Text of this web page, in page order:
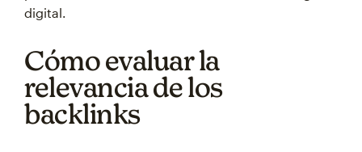
digital.
Cómo evaluar la
relevancia de los
backlinks